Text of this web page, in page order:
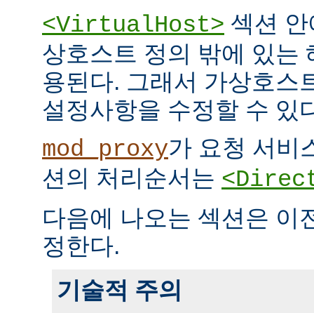
<VirtualHost> 섹션
상호스트 정의 밖에 있는
용된다. 그래서 가상호스
설정사항을 수정할 수 있
mod_proxy가 요청 서비
션의 처리순서는
다음에 나오는 섹션은 이
정한다.
기술적 주의